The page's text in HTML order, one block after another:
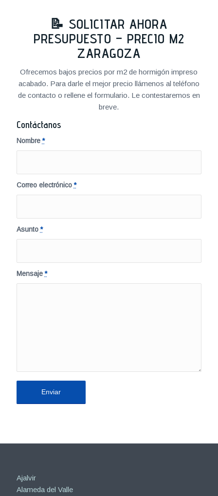
📝 SOLICITAR AHORA
PRESUPUESTO – PRECIO M2
ZARAGOZA
Ofrecemos bajos precios por m2 de hormigón impreso
acabado. Para darle el mejor precio llámenos al teléfono
de contacto o rellene el formulario. Le contestaremos en
breve.
Contáctanos
Nombre*
Correo electrónico*
Asunto*
Mensaje*
Ajalvir
Alameda del Valle